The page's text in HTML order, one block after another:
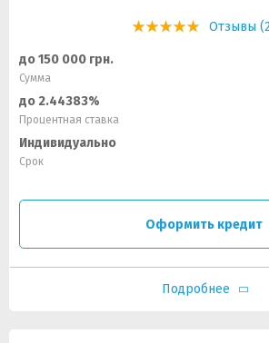
Отзывы
до 150 000 грн.
Сумма
до 2.44383%
Процентная ставка
Индивидуально
Срок
Оформить кредит
Подробнее